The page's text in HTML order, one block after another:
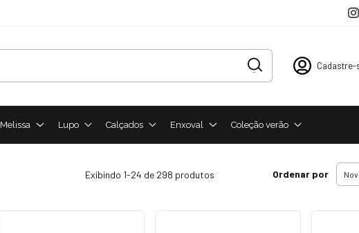
Cadastre-
Melissa Lupo Calçados Enxoval Coleção verão
Exibindo 1-24 de 298 produtos Ordenar por